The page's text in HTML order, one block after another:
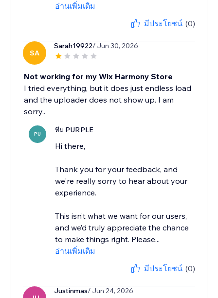
อ่านเพิ่มเติม
มีประโยชน์ (0)
SA
Sarah19922/ Jun 30, 2026
Not working for my Wix Harmony Store
I tried everything, but it does just endless load
and the uploader does not show up. I am
PU ทีม PURPLE
Hi there,
Thank you for your feedback, and
we're really sorry to hear about your
experience.
This isn’t what we want for our users,
and we’d truly appreciate the chance
to make things right. Please...
อ่านเพิ่มเติม
มีประโยชน์ (0)
Justinmas/ Jun 24, 2026